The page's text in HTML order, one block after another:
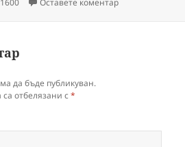
Оставете коментар
да бъде публикуван.
отбелязани с*